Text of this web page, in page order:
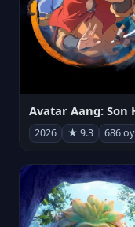
2026 ★ 9.3 686 oy